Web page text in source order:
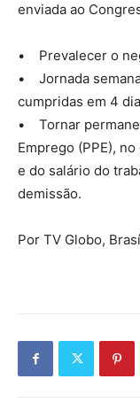
enviada ao
• Prevalecer o
• Jornada
cumpridas em 4
• Tornar
Emprego (PPE),
e do salário do
demissão.
Por TV Globo,